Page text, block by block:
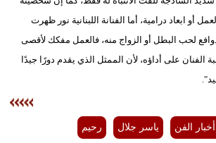
أو ابعاد درامية، أما الفنانة اللبنانية نور ظهرت
لحب البطل أو الزواج منه، فالعمل مفكك لأقصى
الفنان على أداؤه، لأن الممثل الذي يقدم دورًا جيدًا
الفن ياسر جلال رحيم